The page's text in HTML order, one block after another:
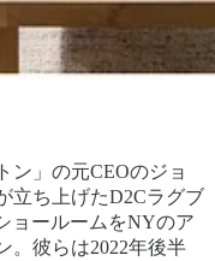
ン」の元CEOのジョ
立ち上げたD2Cラグブ
ョールームをNYのア
。彼らは2022年後半